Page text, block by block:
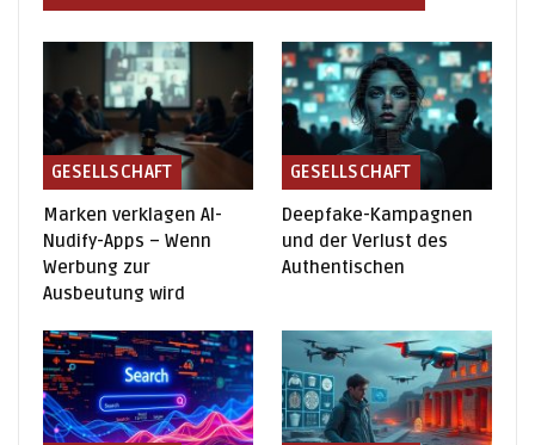
GESELLSCHAFT
Marken verklagen AI-
Nudify-Apps – Wenn
Werbung zur
Ausbeutung wird
GESELLSCHAFT
Deepfake-Kampagnen
und der Verlust des
Authentischen